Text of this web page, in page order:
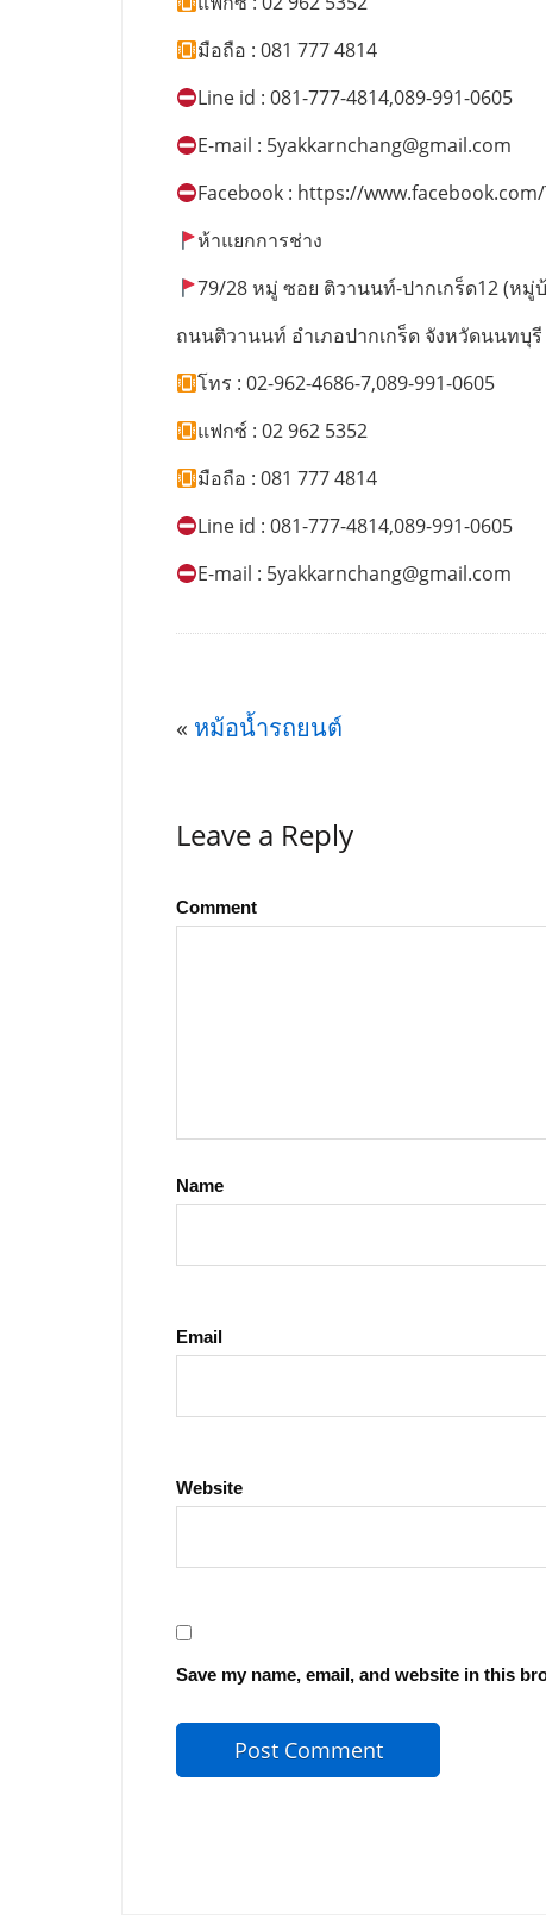
มือถือ : 081 777 4814
Line id : 081-777-4814,089-991-0605
E-mail : 5yakkarnchang@gmail.com
Facebook : https://
ห้าแยกการช่าง
79/28 หมู่ ซอย ติวานนท์-ปากเกร็ด12 (หมู่
ถนนติวานนท์ อำเภอปากเกร็ด จังหวัดนนทบุรี
โทร : 02-962-4686-7,089-991-0605
แฟกซ์ : 02 962 5352
มือถือ : 081 777 4814
Line id : 081-777-4814,089-991-0605
E-mail : 5yakkarnchang@gmail.com
« หม้อน้ำรถยนต์
Leave a Reply
Comment
Name
Email
Website
Save my name, email, and website in this